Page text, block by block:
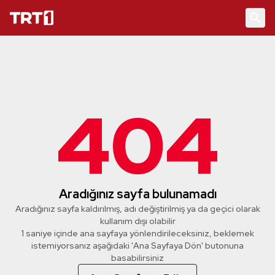
404
Aradığınız sayfa bulunamadı
Aradığınız sayfa kaldırılmış, adı değiştirilmiş ya da geçici olarak
kullanım dışı olabilir
1 saniye içinde ana sayfaya yönlendirileceksiniz, beklemek
istemiyorsanız aşağıdaki 'Ana Sayfaya Dön' butonuna
basabilirsiniz